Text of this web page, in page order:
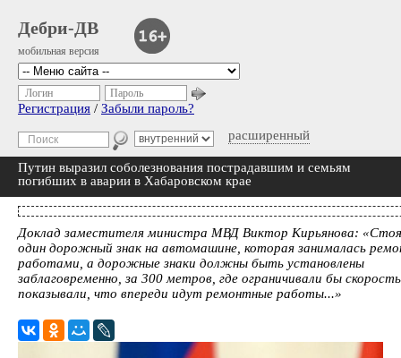
Дебри-ДВ
мобильная версия
расширенный
Логин Пароль
Регистрация / Забыли пароль?
Путин выразил соболезнования пострадавшим и семьям
погибших в аварии в Хабаровском крае
Доклад заместителя министра МВД Виктор Кирьянова:
один дорожный знак на автомашине, которая занималась
работами, а дорожные знаки должны быть установлены
заблаговременно, за 300 метров, где ограничивали бы
показывали, что впереди идут ремонтные работы...»